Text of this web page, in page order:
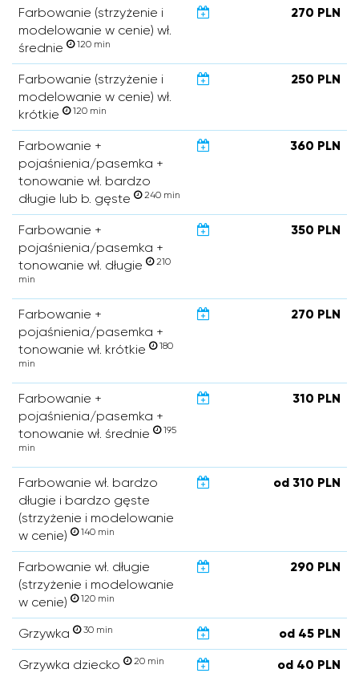
Farbowanie (strzyżenie i
modelowanie w cenie) wł.
średnie
120 min
270 PLN
Farbowanie (strzyżenie i
modelowanie w cenie) wł.
krótkie
120 min
250 PLN
Farbowanie +
pojaśnienia/pasemka +
tonowanie wł. bardzo
długie lub b. gęste
240 min
360 PLN
Farbowanie +
pojaśnienia/pasemka +
tonowanie wł. długie
210
min
350 PLN
Farbowanie +
pojaśnienia/pasemka +
tonowanie wł. krótkie
180
min
270 PLN
Farbowanie +
pojaśnienia/pasemka +
tonowanie wł. średnie
195
min
310 PLN
Farbowanie wł. bardzo
długie i bardzo gęste
(strzyżenie i modelowanie
w cenie)
140 min
od 310 PLN
Farbowanie wł. długie
(strzyżenie i modelowanie
w cenie)
120 min
290 PLN
Grzywka 30 min od 45 PLN
Grzywka dziecko 20 min od 40 PLN